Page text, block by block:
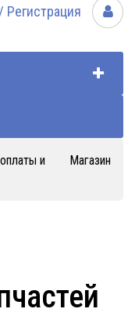
Регистрация
и
Магазин